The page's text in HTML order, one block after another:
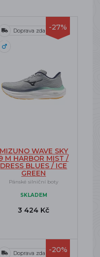
-27%
Doprava zdarma
MIZUNO WAVE SKY
M HARBOR MIST /
DRESS BLUES / ICE
GREEN
Pánské silniční boty
SKLADEM
3 424 Kč
-20%
Doprava zdarma